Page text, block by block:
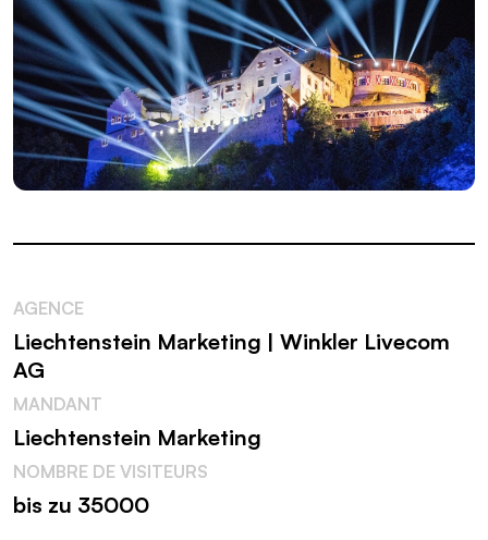
AGENCE
Liechtenstein Marketing | Winkler Livecom
AG
MANDANT
Liechtenstein Marketing
NOMBRE DE VISITEURS
bis zu 35000